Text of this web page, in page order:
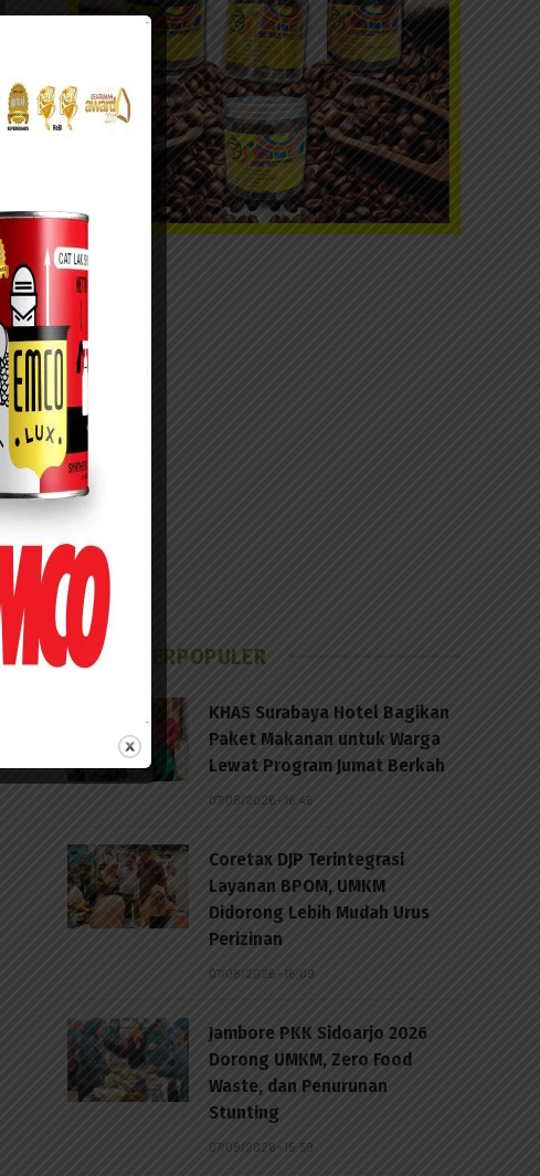
BERITA TERPOPULER
KHAS Surabaya Hotel Bagikan
Paket Makanan untuk Warga
Lewat Program Jumat Berkah
07/08/2026 - 16:46
Coretax DJP Terintegrasi
Layanan BPOM, UMKM
Didorong Lebih Mudah Urus
Perizinan
07/08/2026 - 16:09
Jambore PKK Sidoarjo 2026
Dorong UMKM, Zero Food
Waste, dan Penurunan
Stunting
07/08/2026 - 15:59